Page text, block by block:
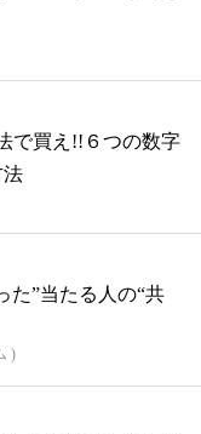
で買え!!６つの数字
法
た”当たる人の“共
)